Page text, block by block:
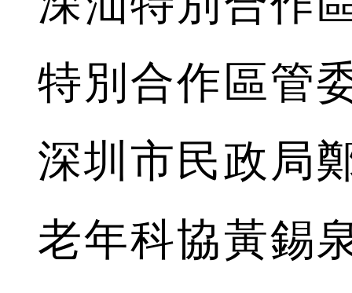
特別合作區管
深圳市民政局
老年科協黃錫